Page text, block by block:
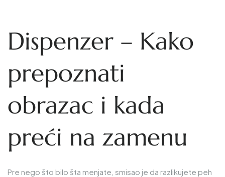
Dispenzer – Kako
prepoznati
obrazac i kada
preći na zamenu
Pre nego što bilo šta menjate, smisao je da razlikujete peh